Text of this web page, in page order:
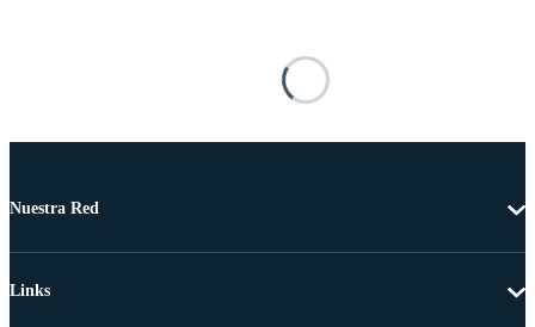
Nuestra Red
Links